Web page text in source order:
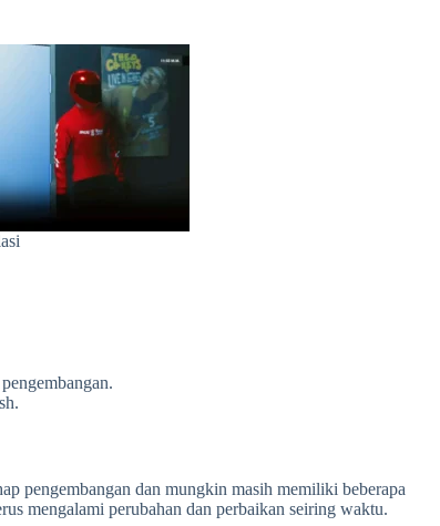
pengembangan dan mungkin masih memiliki beberapa
mengalami perubahan dan perbaikan seiring waktu.